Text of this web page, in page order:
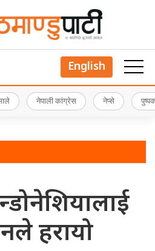
English
नेपाली कांग्रेस नेप्से
हरायो